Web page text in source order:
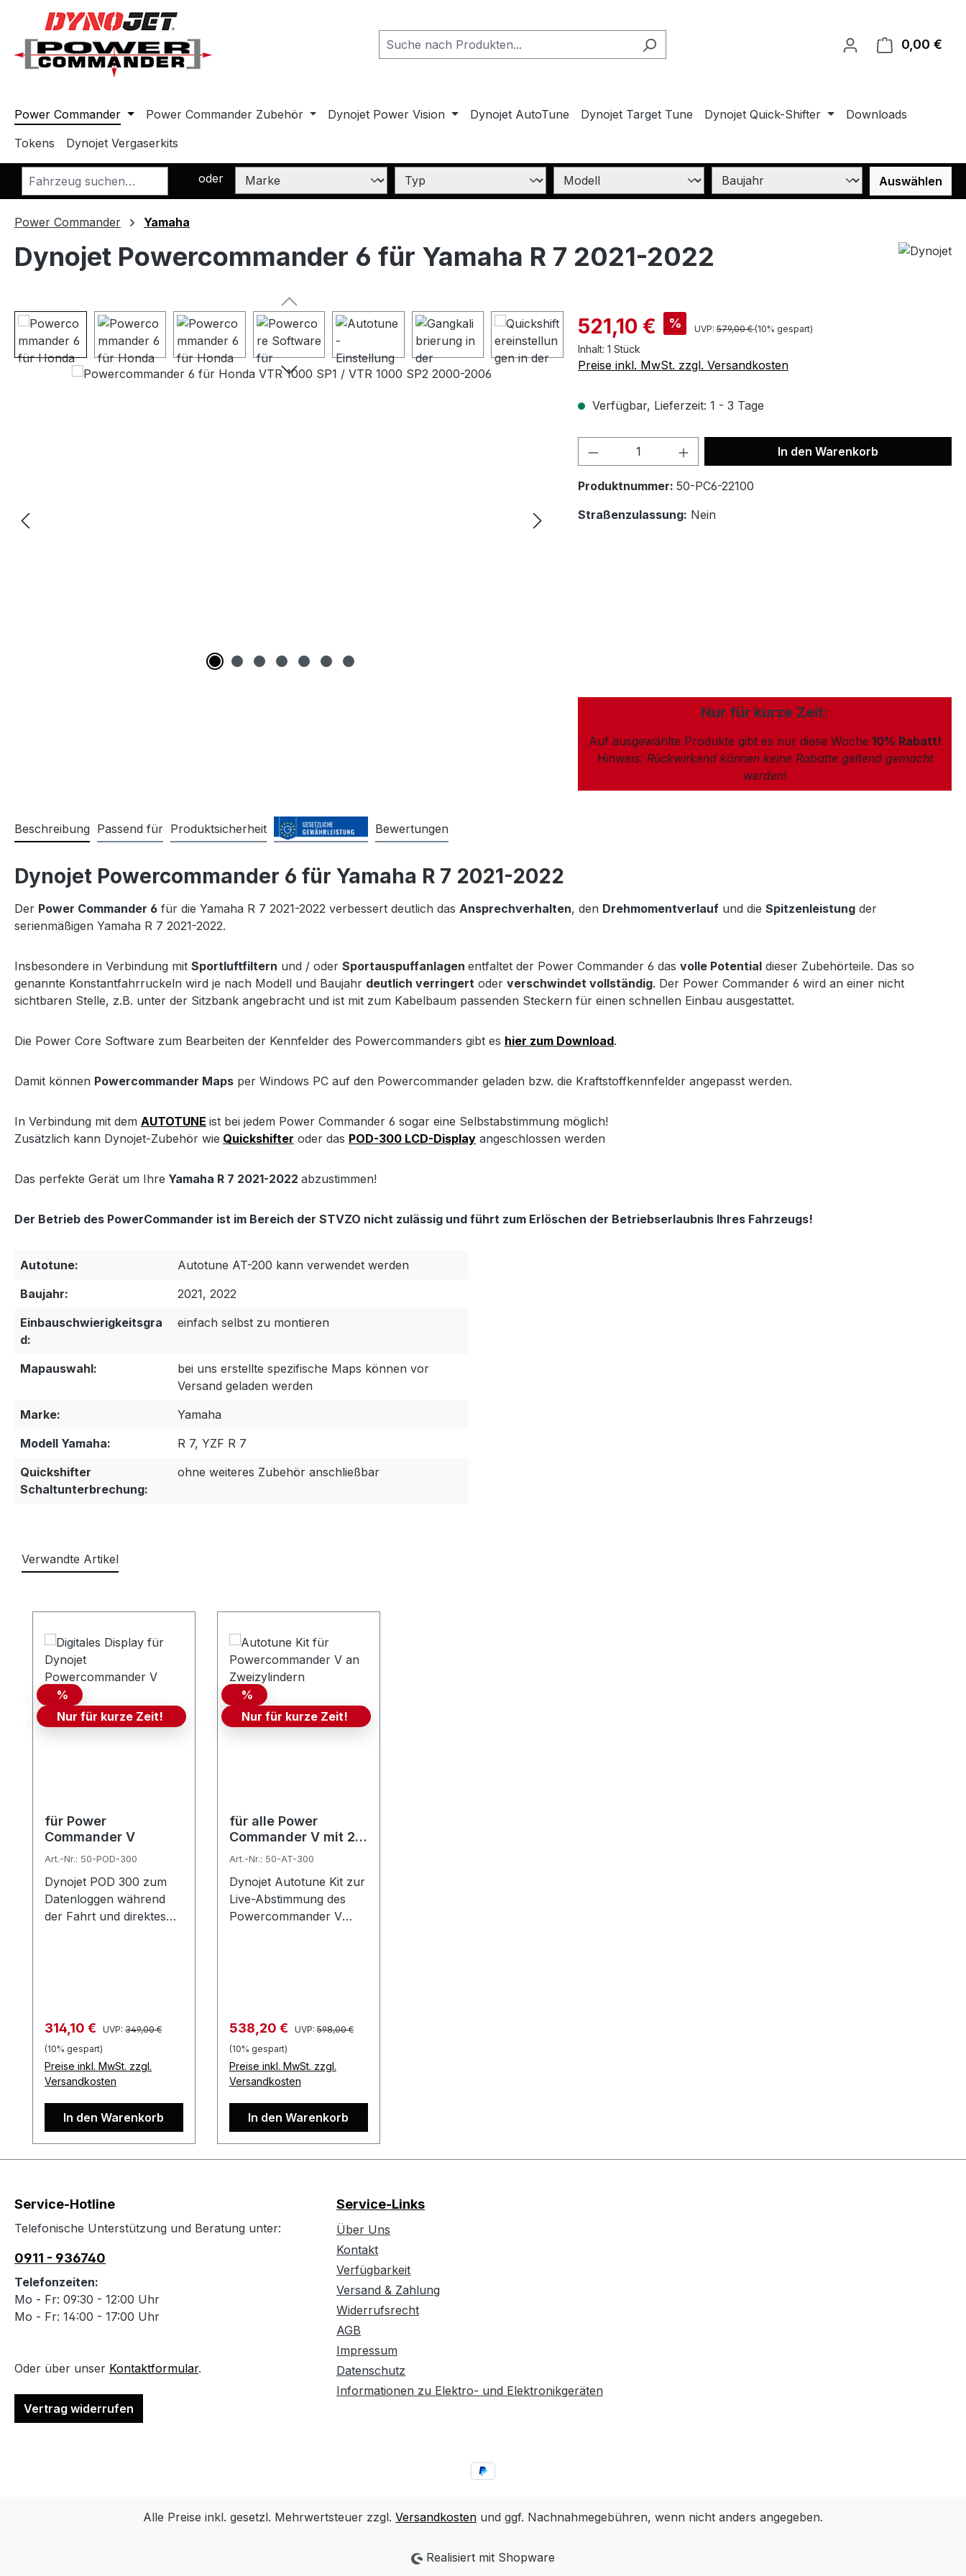
Hauptinhalt springen
Zur Suche springen
Zur Hauptnavigation springen
0,00 €
Power Commander Power Commander Zubehör Dynojet Power Vision Dynojet AutoTune Dynojet Target Tune Dynojet Quick-Shifter
Downloads
Tokens
Dynojet Vergaserkits
oder Auswählen
Power Commander Yamaha
Dynojet Powercommander 6 für Yamaha R 7 2021-2022
Bildergalerie überspringen 521,10 € % UVP: 579,00 €(10% gespart)
Inhalt: 1 Stück
Preise inkl. MwSt. zzgl. Versandkosten
Verfügbar, Lieferzeit: 1 - 3 Tage
In den Warenkorb
Produktnummer: 50-PC6-22100
Straßenzulassung: Nein
Nur für kurze Zeit:
Auf ausgewählte Produkte gibt es nur diese Woche 10% Rabatt!
Hinweis: Rückwirkend können keine Rabatte geltend gemacht
werden!
Beschreibung Passend für Produktsicherheit Bewertungen
Dynojet Powercommander 6 für Yamaha R 7 2021-2022
Der Power Commander 6 für die Yamaha R 7 2021-2022 verbessert deutlich das Ansprechverhalten, den Drehmomentverlauf und die Spitzenleistung der
serienmäßigen Yamaha R 7 2021-2022.
Insbesondere in Verbindung mit Sportluftfiltern und / oder Sportauspuffanlagen entfaltet der Power Commander 6 das volle Potential dieser Zubehörteile. Das so
genannte Konstantfahrruckeln wird je nach Modell und Baujahr deutlich verringert oder verschwindet vollständig. Der Power Commander 6 wird an einer nicht
sichtbaren Stelle, z.B. unter der Sitzbank angebracht und ist mit zum Kabelbaum passenden Steckern für einen schnellen Einbau ausgestattet.
Die Power Core Software zum Bearbeiten der Kennfelder des Powercommanders gibt es hier zum Download.
Damit können Powercommander Maps per Windows PC auf den Powercommander geladen bzw. die Kraftstoffkennfelder angepasst werden.
In Verbindung mit dem AUTOTUNE ist bei jedem Power Commander 6 sogar eine Selbstabstimmung möglich!
Zusätzlich kann Dynojet-Zubehör wie Quickshifter oder das POD-300 LCD-Display angeschlossen werden
Das perfekte Gerät um Ihre Yamaha R 7 2021-2022 abzustimmen!
Der Betrieb des PowerCommander ist im Bereich der STVZO nicht zulässig und führt zum Erlöschen der Betriebserlaubnis Ihres Fahrzeugs!
Autotune:
Autotune AT-200 kann verwendet werden
Baujahr:
2021, 2022
Einbauschwierigkeitsgra
d:
einfach selbst zu montieren
Mapauswahl:
bei uns erstellte spezifische Maps können vor
Versand geladen werden
Marke:
Yamaha
Modell Yamaha:
R 7, YZF R 7
Quickshifter
Schaltunterbrechung:
ohne weiteres Zubehör anschließbar
Verwandte Artikel
%
Nur für kurze Zeit!
für Power
Commander V
Art.-Nr.: 50-POD-300
Dynojet POD 300 zum
Datenloggen während
der Fahrt und direktes
Verkaufspreis:
314,10 € Regulärer Preis:
UVP: 349,00 €
(10% gespart)
Preise inkl. MwSt. zzgl.
Versandkosten
In den Warenkorb
%
Nur für kurze Zeit!
für alle Power
Commander V mit 2
Zylinder Motoren
Art.-Nr.: 50-AT-300
Dynojet Autotune Kit zur
Live-Abstimmung des
Powercommander V
Verkaufspreis:
538,20 € Regulärer Preis:
UVP:598,00 €
(10% gespart)
Preise inkl. MwSt. zzgl.
Versandkosten
In den Warenkorb
Service-Hotline
Telefonische Unterstützung und Beratung unter:
0911 - 936740
Telefonzeiten:
Mo - Fr: 09:30 - 12:00 Uhr
Mo - Fr: 14:00 - 17:00 Uhr
Oder über unser Kontaktformular.
Vertrag widerrufen
Service-Links
Über Uns
Kontakt
Verfügbarkeit
Versand & Zahlung
Widerrufsrecht
AGB
Impressum
Datenschutz
Informationen zu Elektro- und Elektronikgeräten
Alle Preise inkl. gesetzl. Mehrwertsteuer zzgl. Versandkosten und ggf. Nachnahmegebühren, wenn nicht anders angegeben.
Realisiert mit Shopware